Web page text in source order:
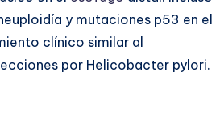
y mutaciones p53 en el
clínico similar al
por Helicobacter pylori.